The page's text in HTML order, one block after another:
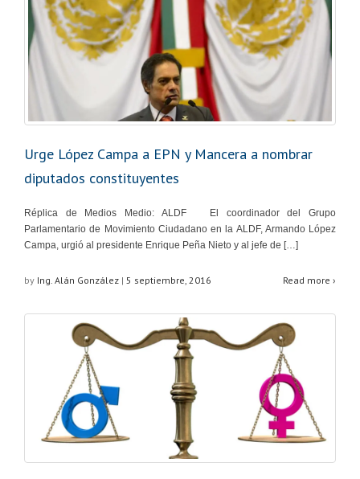
Urge López Campa a EPN y Mancera a nombrar
diputados constituyentes
Réplica de Medios Medio: ALDF El coordinador del Grupo
Parlamentario de Movimiento Ciudadano en la ALDF, Armando López
Campa, urgió al presidente Enrique Peña Nieto y al jefe de […]
by Ing. Alán González | 5 septiembre, 2016 Read more ›